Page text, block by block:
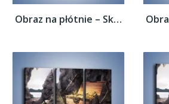
Obraz na płótnie – Skarby świeżo wydobyte...